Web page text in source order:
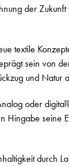
der Zukunft
textile
sein von
und Natur
oder
Hingabe seine
durch